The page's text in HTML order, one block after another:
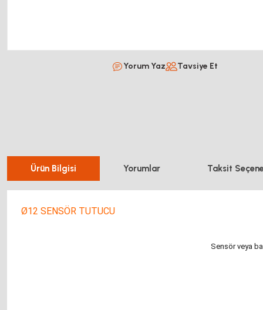
Yorum Yaz Tavsiye Et
Ürün Bilgisi Yorumlar Taksit
Ø12 SENSÖR TUTUCU
Sensör veya